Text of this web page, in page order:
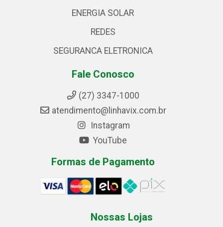
ENERGIA SOLAR
REDES
SEGURANCA ELETRONICA
Fale Conosco
(27) 3347-1000
atendimento@linhavix.com.br
Instagram
YouTube
Formas de Pagamento
Nossas Lojas